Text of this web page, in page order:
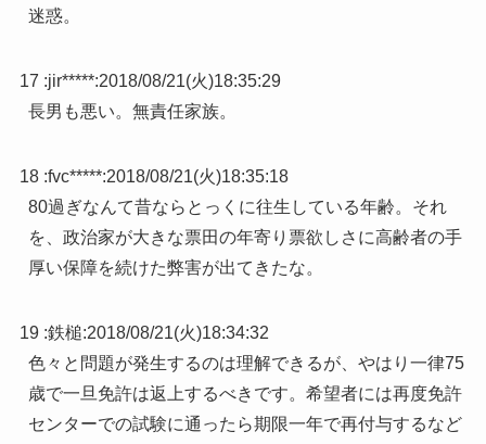
迷惑。
17 :jir*****:2018/08/21(火)18:35:29
長男も悪い。無責任家族。
18 :fvc*****:2018/08/21(火)18:35:18
80過ぎなんて昔ならとっくに往生している年齢。それ
を、政治家が大きな票田の年寄り票欲しさに高齢者の手
厚い保障を続けた弊害が出てきたな。
19 :鉄槌:2018/08/21(火)18:34:32
色々と問題が発生するのは理解できるが、やはり一律75
歳で一旦免許は返上するべきです。希望者には再度免許
センターでの試験に通ったら期限一年で再付与するなど